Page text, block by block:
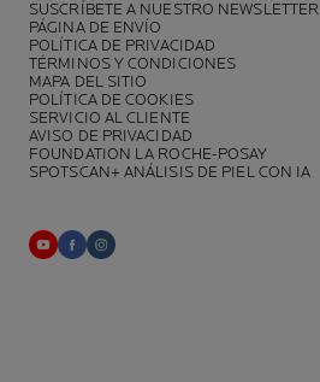
SUSCRÍBETE A NUESTRO NEWSLETTER
PÁGINA DE ENVÍO
POLÍTICA DE PRIVACIDAD
TÉRMINOS Y CONDICIONES
MAPA DEL SITIO
POLÍTICA DE COOKIES
SERVICIO AL CLIENTE
AVISO DE PRIVACIDAD
FOUNDATION LA ROCHE-POSAY
SPOTSCAN+ ANÁLISIS DE PIEL CON IA